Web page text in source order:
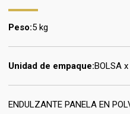
Peso:5 kg
Unidad de empaque:BOLSA
ENDULZANTE PANELA EN